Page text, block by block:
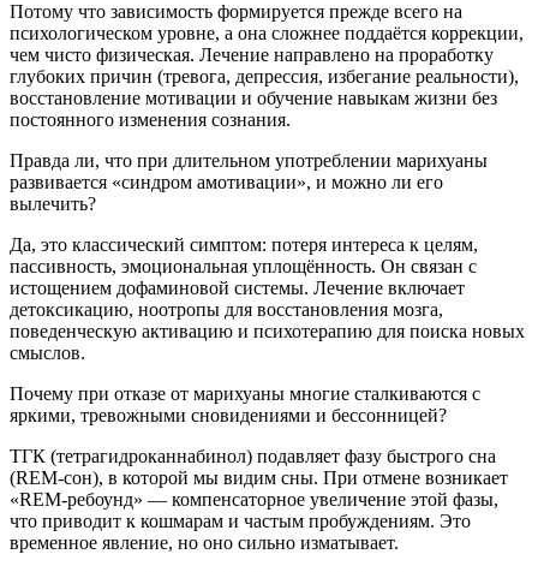
Потому что зависимость формируется прежде всего на
психологическом уровне, а она сложнее поддаётся коррекции,
чем чисто физическая. Лечение направлено на проработку
глубоких причин (тревога, депрессия, избегание реальности),
восстановление мотивации и обучение навыкам жизни без
постоянного изменения сознания.
Правда ли, что при длительном употреблении марихуаны
развивается «синдром амотивации», и можно ли его
вылечить?
Да, это классический симптом: потеря интереса к целям,
пассивность, эмоциональная уплощённость. Он связан с
истощением дофаминовой системы. Лечение включает
детоксикацию, ноотропы для восстановления мозга,
поведенческую активацию и психотерапию для поиска новых
смыслов.
Почему при отказе от марихуаны многие сталкиваются с
яркими, тревожными сновидениями и бессонницей?
ТГК (тетрагидроканнабинол) подавляет фазу быстрого сна
(REM-сон), в которой мы видим сны. При отмене возникает
«REM-ребоунд» — компенсаторное увеличение этой фазы,
что приводит к кошмарам и частым пробуждениям. Это
временное явление, но оно сильно изматывает.